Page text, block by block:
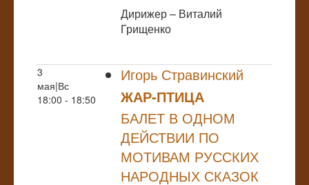
Дирижер – Виталий
Грищенко
3
мая|Вс
18:00 - 18:50
Игорь Стравинский
ЖАР-ПТИЦА
БАЛЕТ В ОДНОМ
ДЕЙСТВИИ ПО
МОТИВАМ РУССКИХ
НАРОДНЫХ СКАЗОК